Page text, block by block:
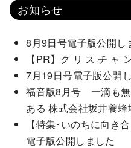
お知らせ
8月9日号電子版公開し
【PR】ク リ ス チ ャ
7月19日号電子版公開
福音版8月号 一滴も
ある 株式会社坂井養
【特集･いのちに向き
電子版公開しました